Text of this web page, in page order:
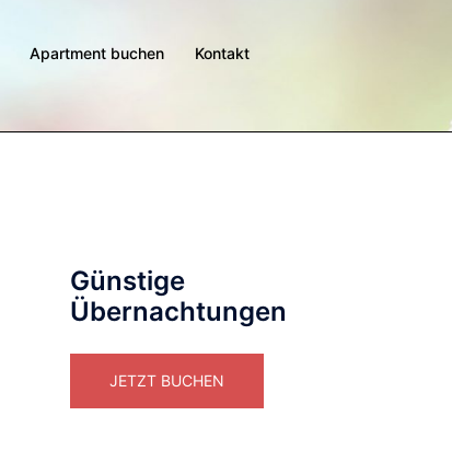
Apartment buchen
Kontakt
Günstige
Übernachtungen
JETZT BUCHEN